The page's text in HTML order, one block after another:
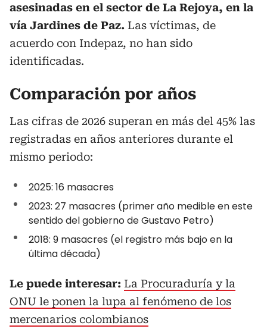
asesinadas en el sector de La Rejoya, en la
vía Jardines de Paz. Las víctimas, de
acuerdo con Indepaz, no han sido
identificadas.
Comparación por años
Las cifras de 2026 superan en más del 45% las
registradas en años anteriores durante el
mismo periodo:
2025: 16 masacres
2023: 27 masacres (primer año medible en este
sentido del gobierno de Gustavo Petro)
2018: 9 masacres (el registro más bajo en la
última década)
Le puede interesar: La Procuraduría y la
ONU le ponen la lupa al fenómeno de los
mercenarios colombianos